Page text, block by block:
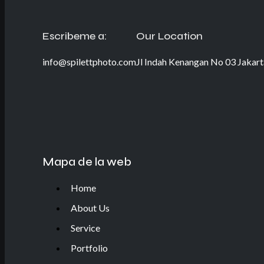
Escribeme a:
info@spilettphoto.com
Our Location
Jl Indah Kenangan No 03
Mapa de la web
Home
About Us
Service
Portfolio